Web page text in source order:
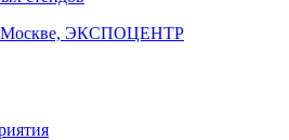
Москве, ЭКСПОЦЕНТР